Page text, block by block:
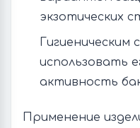
экзотических
использовать
активность
Применение